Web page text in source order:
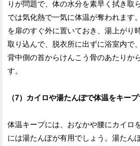
りが問題で、体の水分を素早く拭き取
では気化熱で一気に体温が奪われます
を扉のすぐ外に置いておき、湯上がり
取り込んで、脱衣所に出ずに浴室内で
背中側の首からけんこう骨のあたりか
す。
（7）カイロや湯たんぽで体温をキー
体温キープには、おなかや腰にカイロ
には湯たんぽが有用でしょう。湯たん